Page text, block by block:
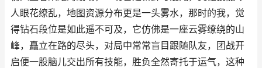
人眼花缭乱，地图资源分布更是一头雾水，那时的我，觉
得钻石段位是如此遥不可及，它仿佛是一座云雾缭绕的山
峰，矗立在路的尽头，对局中常常盲目跟随队友，团战开
启便一股脑儿交出所有技能，胜负全然寄托于运气，这种